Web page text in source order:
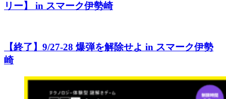
リー】 in スマーク伊勢崎
【終了】9/27-28 爆弾を解除せよ in スマーク伊勢
崎